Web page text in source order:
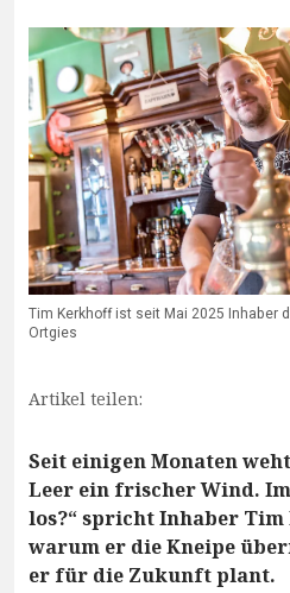
Tim Kerkhoff ist seit Mai 2025 Inhaber
Ortgies
Artikel teilen:
Seit einigen Monaten
Leer ein frischer Wind. Im
los?“ spricht Inhaber
warum er die Kneipe
er für die Zukunft plant.